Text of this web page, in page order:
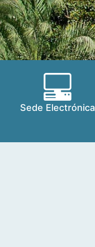
Sede Electrónica